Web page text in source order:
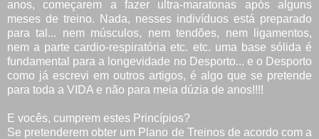
anos, começarem a fazer ultra-maratonas após alguns
meses de treino. Nada, nesses indivíduos está preparado
para tal... nem músculos, nem tendões, nem ligamentos,
nem a parte cardio-respiratória etc. etc. uma base sólida é
fundamental para a longevidade no Desporto... e o Desporto
como já escrevi em outros artigos, é algo que se pretende
para toda a VIDA e não para meia dúzia de anos!!!!
E vocês, cumprem estes Princípios?
Se pretenderem obter um Plano de Treinos de acordo com a